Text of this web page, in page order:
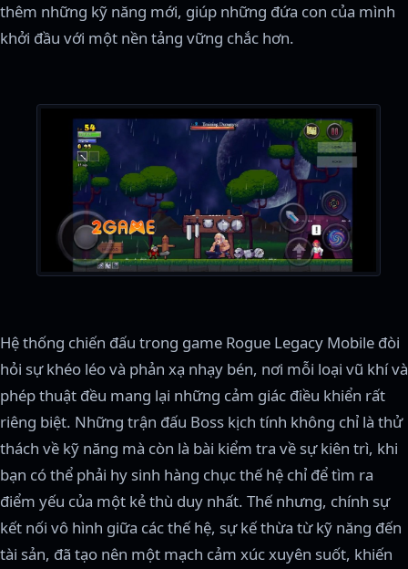
thêm những kỹ năng mới, giúp những đứa con của mình
khởi đầu với một nền tảng vững chắc hơn.
Hệ thống chiến đấu trong game Rogue Legacy Mobile đòi
hỏi sự khéo léo và phản xạ nhạy bén, nơi mỗi loại vũ khí và
phép thuật đều mang lại những cảm giác điều khiển rất
riêng biệt. Những trận đấu Boss kịch tính không chỉ là thử
thách về kỹ năng mà còn là bài kiểm tra về sự kiên trì, khi
bạn có thể phải hy sinh hàng chục thế hệ chỉ để tìm ra
điểm yếu của một kẻ thù duy nhất. Thế nhưng, chính sự
kết nối vô hình giữa các thế hệ, sự kế thừa từ kỹ năng đến
tài sản, đã tạo nên một mạch cảm xúc xuyên suốt, khiến